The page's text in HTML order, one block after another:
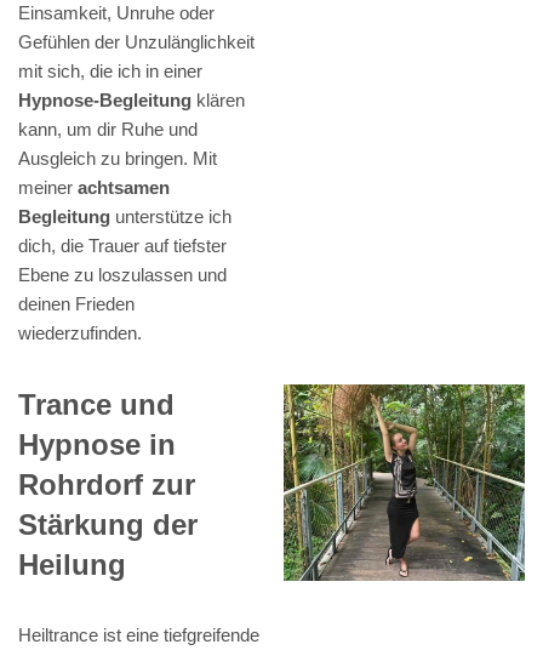
Einsamkeit, Unruhe oder
Gefühlen der Unzulänglichkeit
mit sich, die ich in einer
Hypnose-Begleitung klären
kann, um dir Ruhe und
Ausgleich zu bringen. Mit
meiner achtsamen
Begleitung unterstütze ich
dich, die Trauer auf tiefster
Ebene zu loszulassen und
deinen Frieden
wiederzufinden.
Trance und
Hypnose in
Rohrdorf zur
Stärkung der
Heilung
Heiltrance ist eine tiefgreifende